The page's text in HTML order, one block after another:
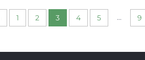
1 2 3 4 5 ... 9